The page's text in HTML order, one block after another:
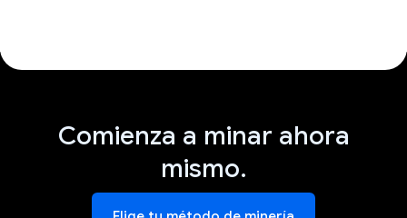
Comienza a minar ahora
mismo.